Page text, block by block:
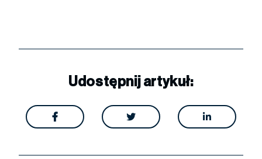
Udostępnij artykuł:
  